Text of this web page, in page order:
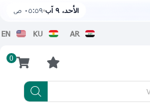
الأحد، ٩ آب ٠٥:٥٩ ص
AR
KU
EN
0